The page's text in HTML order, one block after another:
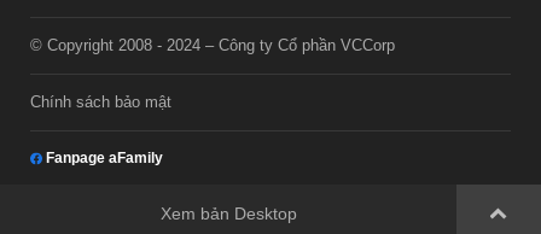
© Copyright 2008 - 2024 – Công ty Cổ phần VCCorp
Chính sách bảo mật
Fanpage aFamily
Xem bản Desktop